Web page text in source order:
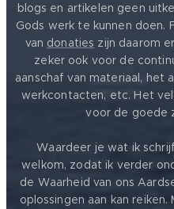
blogs en artikelen geen
Gods werk te kunnen doen.
van donaties zijn daarom
zeker ook voor de
aanschaf van materiaal, het
werkcontacten, etc. Het
voor de goede
Waardeer je wat ik
welkom, zodat ik verder
de Waarheid van ons
oplossingen aan kan